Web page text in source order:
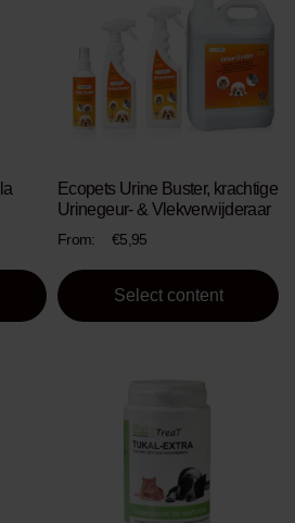
Ecopets Urine Buster, krachtige
Urinegeur- & Vlekverwijderaar
From: €5,95
Select content
variants.
The
options
may
on
the
product
page